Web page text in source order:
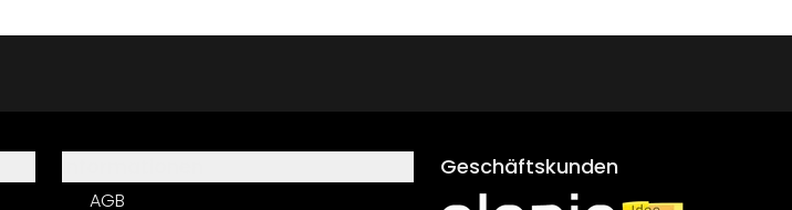
AGB
Geschäftskunden